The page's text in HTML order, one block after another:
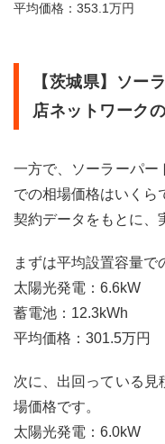
平均価格：353.1万円
【茨城県】ソー
店ネットワーク
一方で、ソーラーパー
での相場価格はいくら
契約データをもとに、
まずは平均設置容量で
太陽光発電：6.6kW
蓄電池：12.3kWh
平均価格：301.5万円
次に、出回っている見
場価格です。
太陽光発電：6.0kW